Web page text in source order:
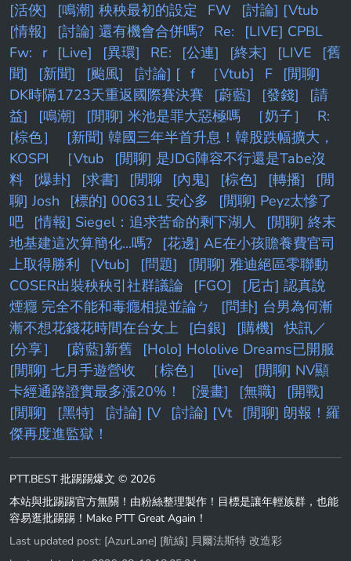
[活俠]
[鳴潮] 秧秧最初的設定 FW
[討論] [Vtub
[情報]
[討論] 還有機會合併嗎? Re:
[LIVE] CPBL
Fw:
r [Live] [異環] RE: [公連] [終末] [LIVE
[舊
聞]
[新聞] [颱風] [討論] [ f ［Vtub] F
[閒聊]
DK時隔1723天重返國際賽決賽
[蔚藍] [發錢]
[請
益]
[鳴潮] [閒聊] 米池是罪大惡極嗎 ［奶子］
R:
[棕色］
[新聞] 韓國三年半首升息！韓股跌幅擴大，
KOSPI
［Vtub
[閒聊] 是JDG陣容不行還是Tabe沒
料
[爆卦] [求書] [閒聊 [內鬼] [棕色] [轉播]
[閒
聊] Josh
[標的] 00631L 安心多
[閒聊] Peyz太慘了
吧
[情報] Siegel：追求苦命的剩下湖人
[閒聊] 終末
地基建這次算簡化...嗎?
[花邊] AE在小孩贍養費官司
上取得勝利
[Vtub] [問題]
[閒聊] 雅迪絕區零聯動
COSER出裝秧秧引社群議論
[FGO]
[尼古] 認真說
煙癮 完全不能和毒癮相提並論ㄅ
[問卦] 台男為何漸
漸不想花錢花時間在台女上
[白銀] [購機]
快訊／
[分享］
[蔚藍]新舊
[Holo] Hololive Dreams已開服
[閒聊] 七月手遊營收
［棕色］ [live]
[閒聊] NV顯
卡經通路證實最多漲20%！
[漫畫] [無職]
[開戰]
[閒聊]
[黑特] [討論] [V [討論] [Vt
[閒聊] 朗報！羅
傑再度進監獄！
PTT.BEST 批踢踢爆文 © 2026
本站與批踢踢官方無關！由粉絲整理製作！目標是讓年輕族群，也能
容易逛批踢踢！Make PTT Great Again！
Last updated post: [AzurLane] [航線] 貝爾法斯特 改造彩